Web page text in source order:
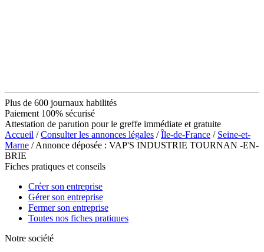
Plus de 600 journaux habilités
Paiement 100% sécurisé
Attestation de parution pour le greffe immédiate et gratuite
Accueil /Consulter les annonces légales /Île-de-France / Seine-et-
Marne / Annonce déposée : VAP'S INDUSTRIE TOURNAN -EN-
BRIE
Fiches pratiques et conseils
Créer son entreprise
Gérer son entreprise
Fermer son entreprise
Toutes nos fiches pratiques
Notre société